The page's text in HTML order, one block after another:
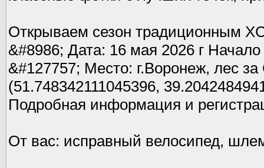
Открываем сезон традиционным
&#8986; Дата: 16 мая 2026 г
&#127757; Место: г.Воронеж, лес
(51.748342111045396,
Подробная информация и
От вас: исправный велосипед,